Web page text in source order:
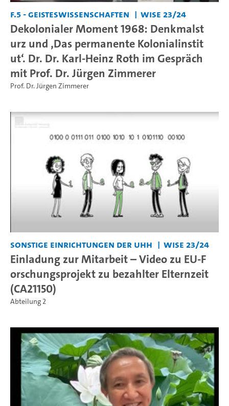
F.5 - Geisteswissenschaften WiSe 23/24
Dekolonialer Moment 1968: Denkmalst
urz und ‚Das permanente Kolonialinstit
ut‘. Dr. Dr. Karl-Heinz Roth im Gespräch
mit Prof. Dr. Jürgen Zimmerer
Prof. Dr. Jürgen Zimmerer
Sonstige Einrichtungen der UHH WiSe 23/24
Einladung zur Mitarbeit – Video zu EU-F
orschungsprojekt zu bezahlter Elternzeit
(CA21150)
Abteilung 2